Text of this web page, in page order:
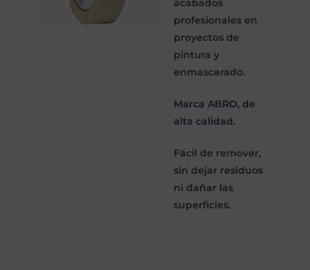
profesionales en
proyectos de
pintura y
enmascarado.
Marca ABRO, de
alta calidad.
Fácil de remover,
sin dejar residuos
ni dañar las
superficies.